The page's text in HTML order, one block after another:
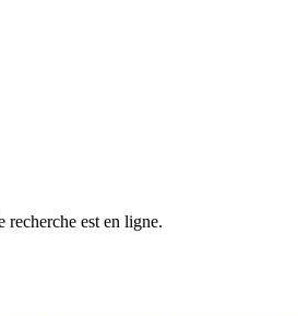
recherche est en ligne.